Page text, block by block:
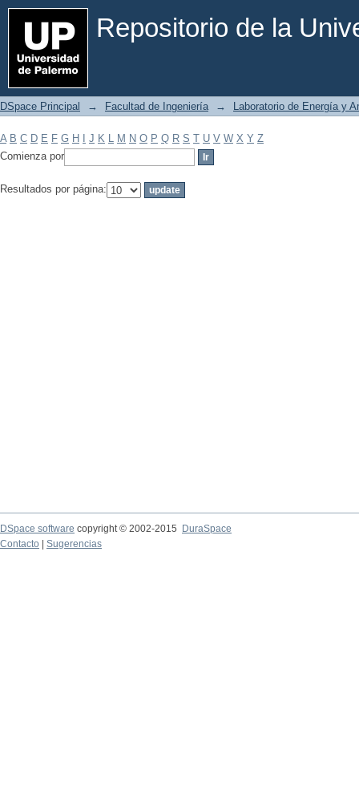
Repositorio de la
Filtrar por: Materia
DSpace Principal → Facultad de Ingeniería → Laboratorio de Energía y
A B C D E F G H J K L M N O P Q R S T U V W X Y Z
Comienza por
Resultados por página:
DSpace software copyright © 2002-2015
DuraSpace
Contacto
Sugerencias